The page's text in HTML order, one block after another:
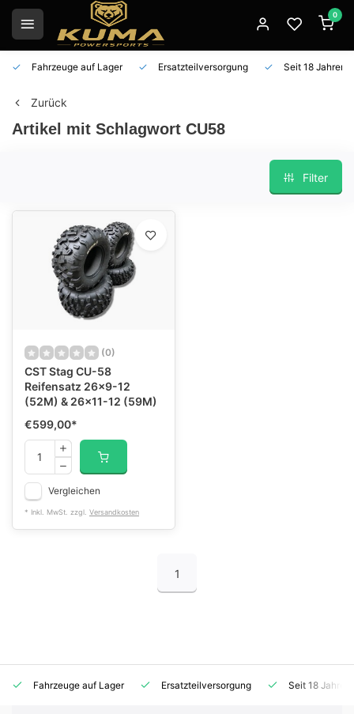
0
Fahrzeuge auf Lager Ersatzteilversorgung Seit 18 Jahren
Zurück
Artikel mit Schlagwort CU58
Filter
(0)
CST Stag CU-58
Reifensatz 26x9-12
(52M) & 26x11-12 (59M)
€599,00*
Vergleichen
* Inkl. MwSt. zzgl. Versandkosten
1
Fahrzeuge auf Lager Ersatzteilversorgung Seit 18